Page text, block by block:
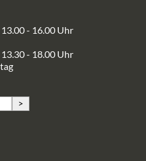
- 16.00 Uhr
- 18.00 Uhr
>